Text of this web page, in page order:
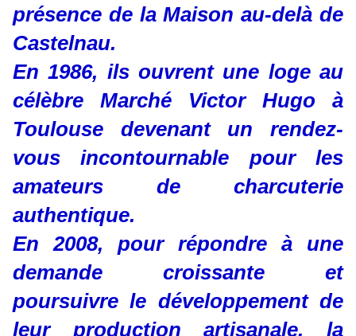
présence de la Maison au-delà de
Castelnau.
En 1986, ils ouvrent une loge au
célèbre Marché Victor Hugo à
Toulouse devenant un rendez-
vous incontournable pour les
amateurs de charcuterie
authentique.
En 2008, pour répondre à une
demande croissante et
poursuivre le développement de
leur production artisanale, la